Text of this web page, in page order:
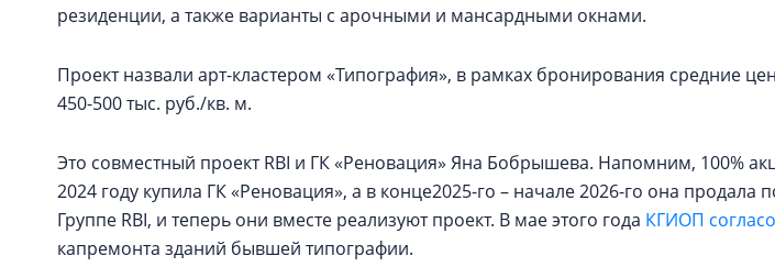
резиденции, а также варианты с арочными и мансардными окнами.
Проект назвали арт-кластером «Типография», в рамках бронирования средние
450-500 тыс. руб./кв. м.
Это совместный проект RBI и ГК «Реновация» Яна Бобрышева. Напомним, 100%
2024 году купила ГК «Реновация», а в конце2025-го – начале 2026-го она продала
Группе RBI, и теперь они вместе реализуют проект. В мае этого года КГИОП
капремонта зданий бывшей типографии.